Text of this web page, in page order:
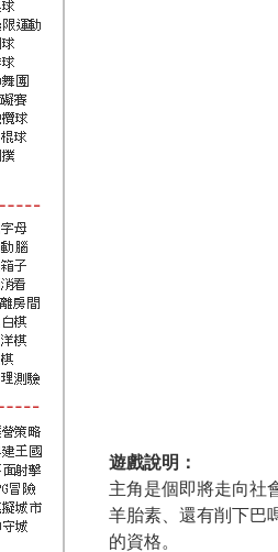
遊戲說明：
主角是個即將走向社
羊胎素、還有削下巴
的資格。